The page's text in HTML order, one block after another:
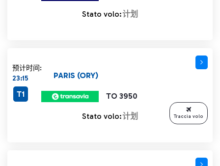
Stato volo:计划
预计时间:
23:15
TO 3950
PARIS (ORY)
T1
Stato volo:计划 Traccia volo